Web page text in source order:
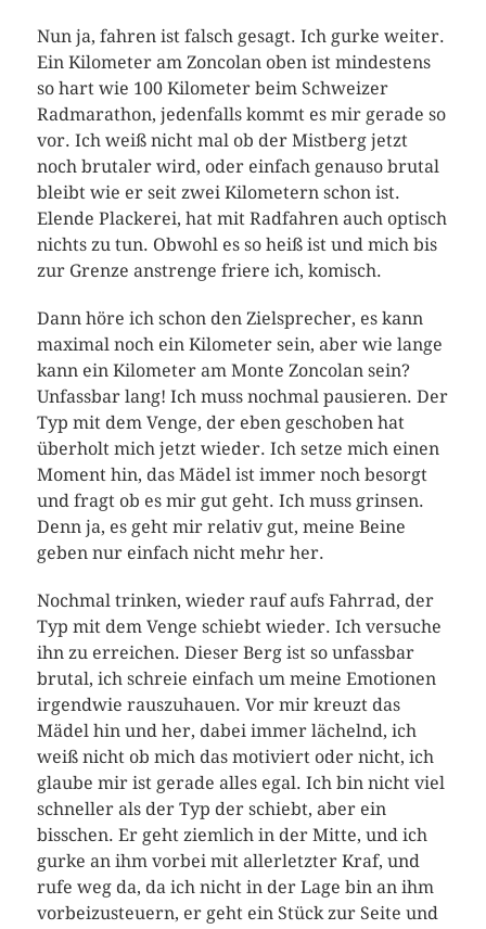
Nun ja, fahren ist falsch gesagt. Ich gurke weiter.
Ein Kilometer am Zoncolan oben ist mindestens
so hart wie 100 Kilometer beim Schweizer
Radmarathon, jedenfalls kommt es mir gerade so
vor. Ich weiß nicht mal ob der Mistberg jetzt
noch brutaler wird, oder einfach genauso brutal
bleibt wie er seit zwei Kilometern schon ist.
Elende Plackerei, hat mit Radfahren auch optisch
nichts zu tun. Obwohl es so heiß ist und mich bis
zur Grenze anstrenge friere ich, komisch.
Dann höre ich schon den Zielsprecher, es kann
maximal noch ein Kilometer sein, aber wie lange
kann ein Kilometer am Monte Zoncolan sein?
Unfassbar lang! Ich muss nochmal pausieren. Der
Typ mit dem Venge, der eben geschoben hat
überholt mich jetzt wieder. Ich setze mich einen
Moment hin, das Mädel ist immer noch besorgt
und fragt ob es mir gut geht. Ich muss grinsen.
Denn ja, es geht mir relativ gut, meine Beine
geben nur einfach nicht mehr her.
Nochmal trinken, wieder rauf aufs Fahrrad, der
Typ mit dem Venge schiebt wieder. Ich versuche
ihn zu erreichen. Dieser Berg ist so unfassbar
brutal, ich schreie einfach um meine Emotionen
irgendwie rauszuhauen. Vor mir kreuzt das
Mädel hin und her, dabei immer lächelnd, ich
weiß nicht ob mich das motiviert oder nicht, ich
glaube mir ist gerade alles egal. Ich bin nicht viel
schneller als der Typ der schiebt, aber ein
bisschen. Er geht ziemlich in der Mitte, und ich
gurke an ihm vorbei mit allerletzter Kraf, und
rufe weg da, da ich nicht in der Lage bin an ihm
vorbeizusteuern, er geht ein Stück zur Seite und